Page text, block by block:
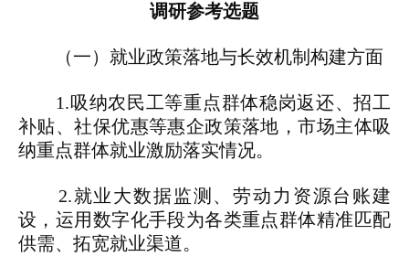
调研参考选题
（一）就业政策落地与长效机制构建方面
1.吸纳农民工等重点群体稳岗返还、招工
补贴、社保优惠等惠企政策落地，市场主体吸
纳重点群体就业激励落实情况。
2.就业大数据监测、劳动力资源台账建
设，运用数字化手段为各类重点群体精准匹配
供需、拓宽就业渠道。